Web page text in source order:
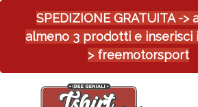
SPEDIZIONE GRATUITA ->
almeno 3 prodotti e inserisci
> freemotorsport